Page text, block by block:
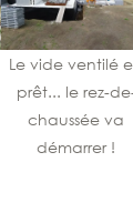
Le vide ventilé
prêt... le rez-
chaussée va
démarrer !